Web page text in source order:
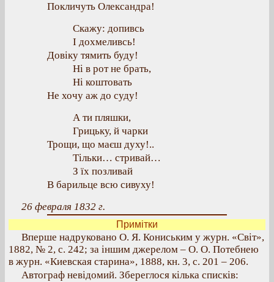
Покличуть Олександра!
Скажу: допивсь
І дохмеливсь!
Довіку тямить буду!
Ні в рот не брать,
Ні коштовать
Не хочу аж до суду!
А ти пляшки,
Грицьку, й чарки
Трощи, що маєш духу!..
Тільки… стривай…
З їх позливай
В барильце всю сивуху!
26 февраля 1832 г.
Примітки
Вперше надруковано О. Я. Кониським у журн. «Світ»,
1882, № 2, с. 242; за іншим джерелом – О. О. Потебнею
в журн. «Киевская старина», 1888, кн. 3, с. 201 – 206.
Автограф невідомий. Збереглося кілька списків: